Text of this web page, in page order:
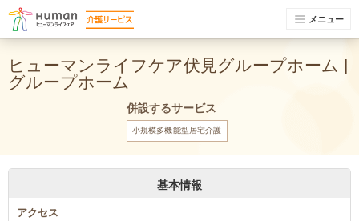
メニュー
ヒューマンライフケア伏見グループホーム |
グループホーム
併設するサービス
小規模多機能型居宅介護
基本情報
アクセス